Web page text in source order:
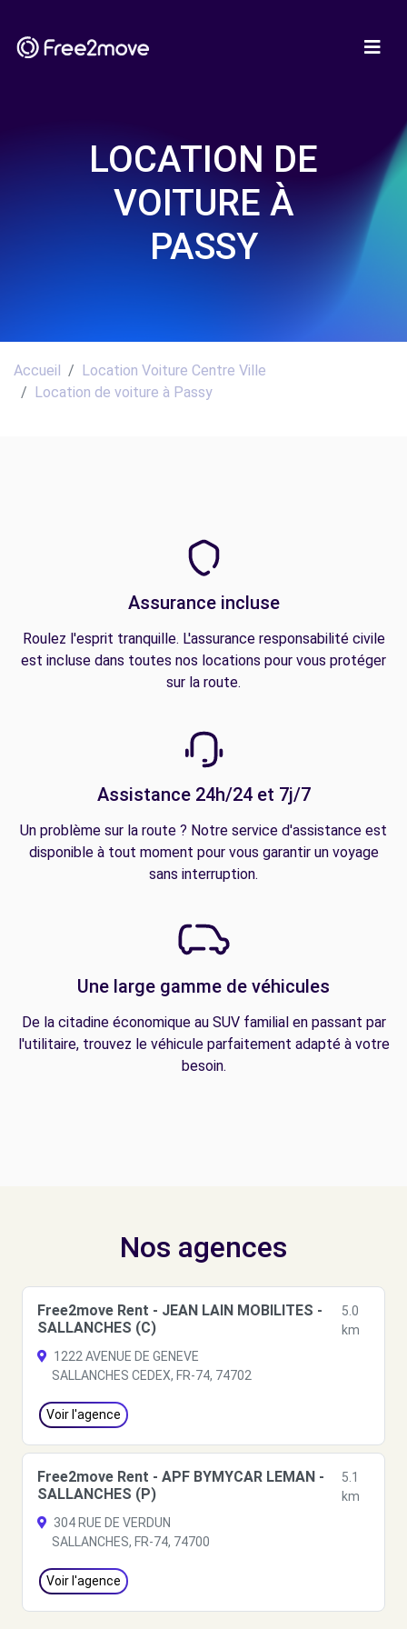
LOCATION DE
VOITURE À
PASSY
Accueil
Location Voiture Centre Ville
Location de voiture à Passy
Assurance incluse
Roulez l'esprit tranquille. L'assurance responsabilité civile
est incluse dans toutes nos locations pour vous protéger
sur la route.
Assistance 24h/24 et 7j/7
Un problème sur la route ? Notre service d'assistance est
disponible à tout moment pour vous garantir un voyage
sans interruption.
Une large gamme de véhicules
De la citadine économique au SUV familial en passant par
l'utilitaire, trouvez le véhicule parfaitement adapté à votre
besoin.
Nos agences
Free2move Rent - JEAN LAIN MOBILITES -
SALLANCHES (C)
5.0
km
1222 AVENUE DE GENEVE
SALLANCHES CEDEX, FR-74, 74702
Voir l'agence
Free2move Rent - APF BYMYCAR LEMAN -
SALLANCHES (P)
5.1
km
304 RUE DE VERDUN
SALLANCHES, FR-74, 74700
Voir l'agence